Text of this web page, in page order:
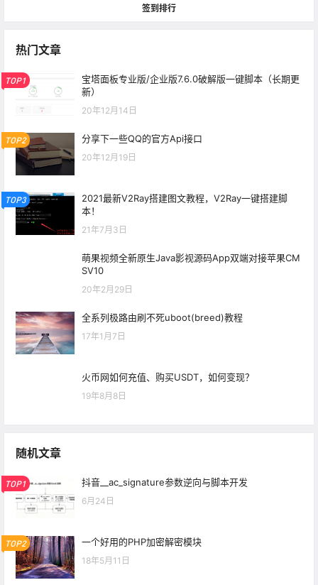
签到排行
热门文章
TOP1
宝塔面板专业版/企业版7.6.0破解版一键脚本（长期更
新）
20年12月14日
TOP2 分享下一些QQ的官方Api接口
20年12月19日
TOP3
2021最新V2Ray搭建图文教程，V2Ray一键搭建脚
本！
21年7月3日
萌果视频全新原生Java影视源码App双端对接苹果CM
SV10
20年2月29日
全系列极路由刷不死uboot(breed)教程
17年1月7日
火币网如何充值、购买USDT，如何变现？
19年8月8日
随机文章
TOP1 抖音__ac_signature参数逆向与脚本开发
6月24日
TOP2 一个好用的PHP加密解密模块
18年5月11日